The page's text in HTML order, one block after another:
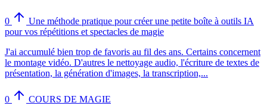
0
Une méthode pratique pour créer une petite boîte à outils IA
pour vos répétitions et spectacles de magie
J'ai accumulé bien trop de favoris au fil des ans. Certains concernent
le montage vidéo. D'autres le nettoyage audio, l'écriture de textes de
présentation, la génération d'images, la transcription,...
0 COURS DE MAGIE